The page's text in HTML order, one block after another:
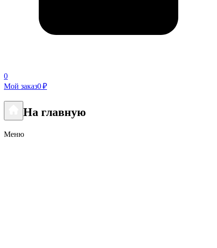
0
Мой заказ0 ₽
На главную
Меню